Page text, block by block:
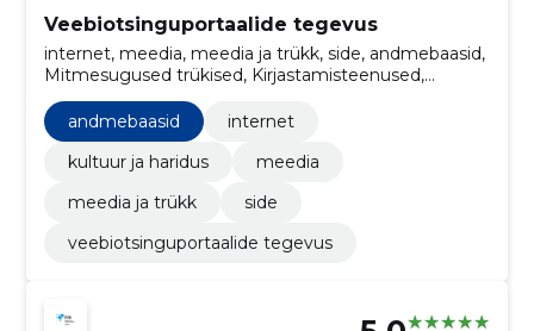
Veebiotsinguportaalide tegevus
internet, meedia, meedia ja trükk, side, andmebaasid,
Mitmesugused trükised, Kirjastamisteenused,
Äriorganisatsioonide teenused,
Reklaamikampaaniateenused, trükiteenused
andmebaasid
internet
kultuur ja haridus
meedia
meedia ja trükk
side
veebiotsinguportaalide tegevus